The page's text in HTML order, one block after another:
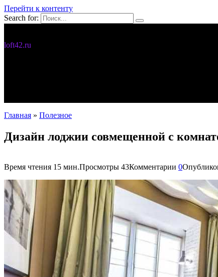
Перейти к контенту
Search for:
loft42.ru
Главная » Полезное
Дизайн лоджии совмещенной с
Время чтения 15 мин.Просмотры 43Комментарии 0